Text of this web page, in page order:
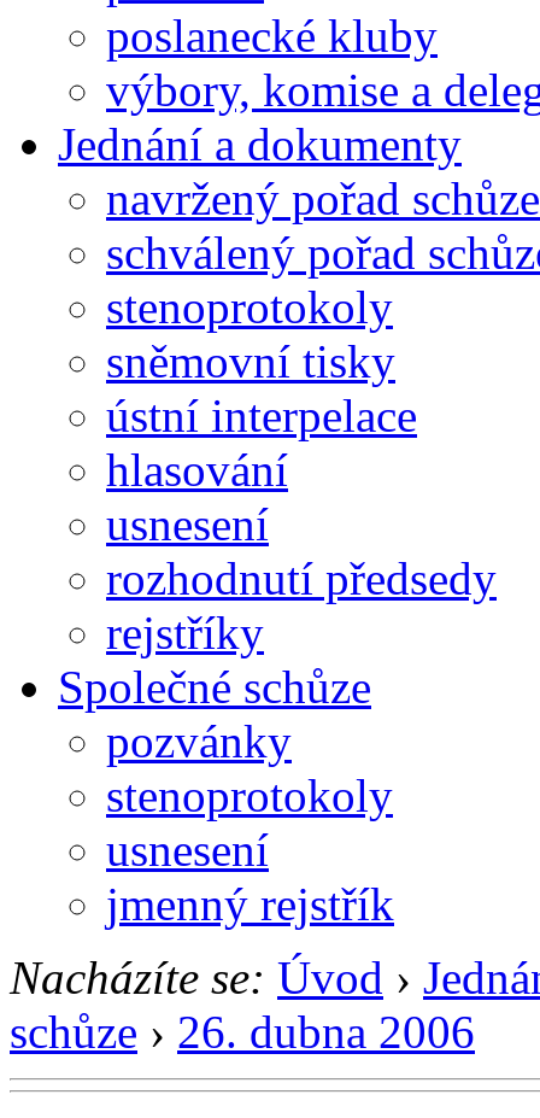
poslanecké kluby
výbory, komise a
Jednání a dokumenty
navržený pořad schůze
schválený pořad
stenoprotokoly
sněmovní tisky
ústní interpelace
hlasování
usnesení
rozhodnutí předsedy
rejstříky
Společné schůze
pozvánky
stenoprotokoly
usnesení
jmenný rejstřík
Nacházíte se: Úvod ›
schůze › 26. dubna 2006